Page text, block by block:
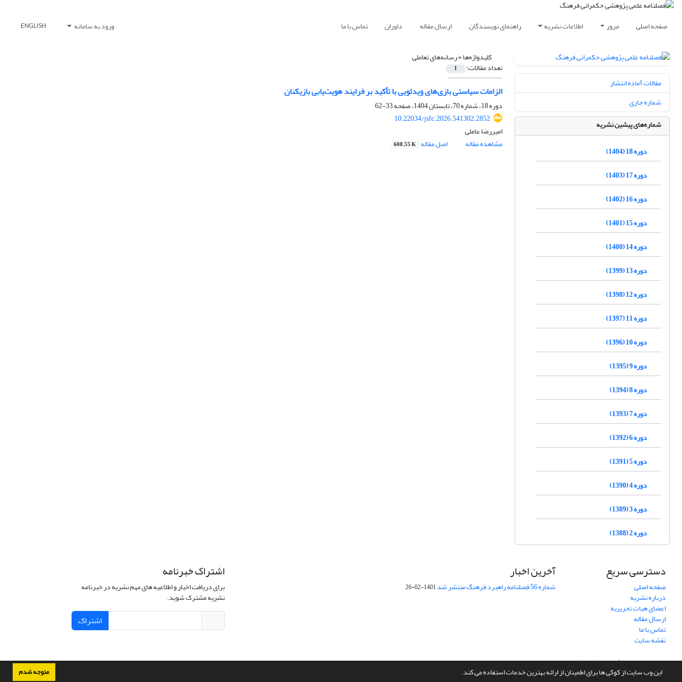
این وب سایت از کوکی ها برای اطمینان از ارائه بهترین خدمات استفاده می کند. متوجه شدم
صفحه اصلی مرور اطلاعات نشریه راهنمای نویسندگان ارسال مقاله داوران تماس با ما ورود به سامانه ENGLISH
کلیدواژه‌ها =رسانه‌های تعاملی
تعداد مقالات: 1
الزامات سیاستی بازی‌های ویدئویی با تأکید بر فرایند هویت‌یابی بازیکنان
دوره 18، شماره 70، تابستان 1404، صفحه
33-62
10.22034/jsfc.2026.541302.2852
امیررضا عاملی
مشاهده مقاله
اصل مقاله 608.55 K
مقالات آماده انتشار
شماره جاری
شماره‌های پیشین نشریه
دوره 18 (1404)
دوره 17 (1403)
دوره 16 (1402)
دوره 15 (1401)
دوره 14 (1400)
دوره 13 (1399)
دوره 12 (1398)
دوره 11 (1397)
دوره 10 (1396)
دوره 9 (1395)
دوره 8 (1394)
دوره 7 (1393)
دوره 6 (1392)
دوره 5 (1391)
دوره 4 (1390)
دوره 3 (1389)
دوره 2 (1388)
دسترسی سریع
صفحه اصلی
درباره نشریه
اعضای هیات تحریریه
ارسال مقاله
تماس با ما
نقشه سایت
آخرین اخبار
شماره 56 فصلنامه راهبرد فرهنگ منتشر شد 1401-02-26
اشتراک خبرنامه
برای دریافت اخبار و اطلاعیه های مهم نشریه در خبرنامه
نشریه مشترک شوید.
اشتراک
سامانه مدیریت نشریات علمی.طراحی و پیاده سازی ازسیناوب